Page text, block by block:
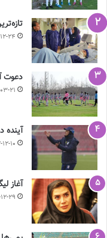
تازه‌ترین
24
دعوت آزمون از 30
21
آینده
10
آغاز
29